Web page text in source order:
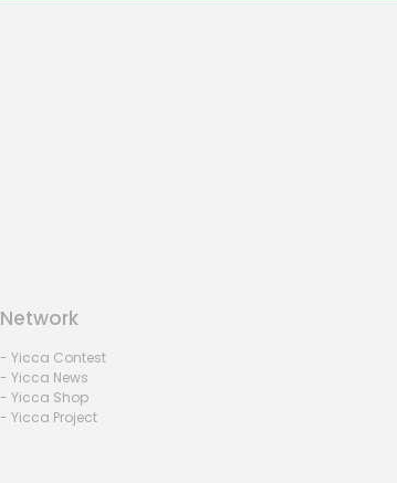
Network
- Yicca Contest
- Yicca News
- Yicca Shop
- Yicca Project